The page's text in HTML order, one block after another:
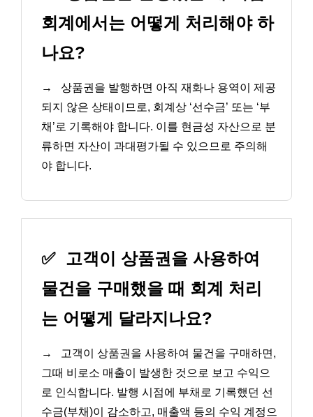
회계에서는 어떻게 처리해야 하
나요?
→
상품권을 발행하면 아직 재화나 용역이 제공
되지 않은 상태이므로, 회계상 ‘선수금’ 또는 ‘부
채’로 기록해야 합니다. 이를 현금성 자산으로 분
류하면 자산이 과대평가될 수 있으므로 주의해
야 합니다.
✅ 고객이 상품권을 사용하여
물건을 구매했을 때 회계 처리
는 어떻게 달라지나요?
→
고객이 상품권을 사용하여 물건을 구매하면,
그때 비로소 매출이 발생한 것으로 보고 수익으
로 인식합니다. 발행 시점에 부채로 기록했던 선
수금(부채)이 감소하고, 매출액 등의 수익 계정으